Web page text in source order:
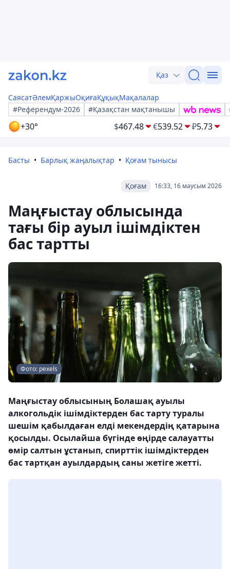
Қаз
СаясатӘлемҚаржыОқиғаҚұқықМақалалар
#Референдум-2026
#Қазақстан мақтанышы
+30° $467.48 €539.52 ₽5.73
Басты Барлық жаңалықтар Қоғам тынысы
16:33, 16 маусым 2026
Қоғам
Маңғыстау облысында
тағы бір ауыл ішімдіктен
бас тартты
Фото: pexels
Маңғыстау облысының Болашақ ауылы
алкогольдік ішімдіктерден бас тарту туралы
шешім қабылдаған елді мекендердің қатарына
қосылды. Осылайша бүгінде өңірде салауатты
өмір салтын ұстанып, спирттік ішімдіктерден
бас тартқан ауылдардың саны жетіге жетті.